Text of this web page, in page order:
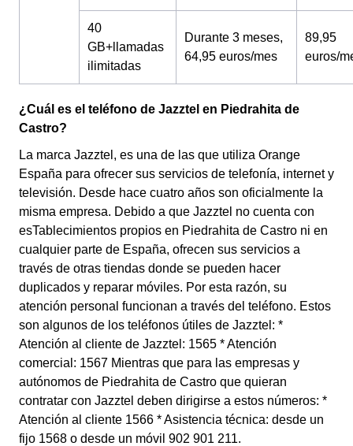
40
GB+llamadas
ilimitadas
Durante 3 meses,
64,95 euros/mes
89,95
euros/
¿Cuál es el teléfono de Jazztel en Piedrahita de
Castro?
La marca Jazztel, es una de las que utiliza Orange
España para ofrecer sus servicios de telefonía, internet y
televisión. Desde hace cuatro años son oficialmente la
misma empresa. Debido a que Jazztel no cuenta con
esTablecimientos propios en Piedrahita de Castro ni en
cualquier parte de España, ofrecen sus servicios a
través de otras tiendas donde se pueden hacer
duplicados y reparar móviles. Por esta razón, su
atención personal funcionan a través del teléfono. Estos
son algunos de los teléfonos útiles de Jazztel: *
Atención al cliente de Jazztel: 1565 * Atención
comercial: 1567 Mientras que para las empresas y
autónomos de Piedrahita de Castro que quieran
contratar con Jazztel deben dirigirse a estos números: *
Atención al cliente 1566 * Asistencia técnica: desde un
fijo 1568 o desde un móvil 902 901 211.